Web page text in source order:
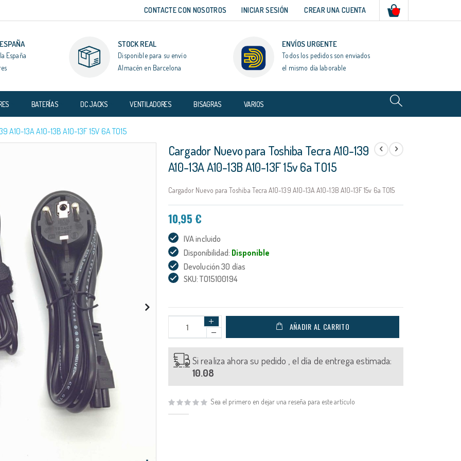
CONTACTE CON NOSOTROS INICIAR SESIÓN CREAR UNA CUENTA
España
STOCK REAL
Disponible para su envío
Almacén en Barcelona
ENVÍOS URGENTE
Todos los pedidos son enviados
el mismo día laborable
BATERÍAS DC JACKS VENTILADORES BISAGRAS VARIOS
A10-13A A10-13B A10-13F 15V 6A TO15
Cargador Nuevo para Toshiba Tecra A10-139
A10-13A A10-13B A10-13F 15v 6a TO15
Cargador Nuevo para Toshiba Tecra A10-139 A10-13A A10-13B A10-13F 15v 6a TO15
10,95 €
IVA incluido
Disponibilidad: Disponible
Devolución 30 días
SKU: TO15100194
AÑADIR AL CARRITO
Si realiza ahora su pedido , el día de entrega estimada:
10.08
Sea el primero en dejar una reseña para este artículo